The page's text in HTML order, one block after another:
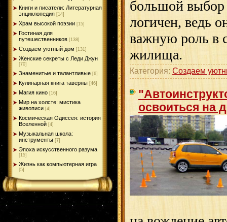
Книги и писатели: Литературная
энциклопедия [14]
Храм высокой поэзии [15]
Гостиная для
путешественников [138]
Создаем уютный дом [131]
Женские секреты с Леди Джун
[70]
Знаменитые и талантливые [6]
Кулинарная книга таверны [46]
Магия кино [16]
Мир на холсте: мистика
живописи [4]
Космическая Одиссея: история
Вселенной [4]
Музыкальная школа:
инструменты [7]
Эпоха искусственного разума
[15]
Жизнь как компьютерная игра
[5]
большой выбор
логичен, ведь
важную роль в
жилища.
Категория: Создаем
освоиться на